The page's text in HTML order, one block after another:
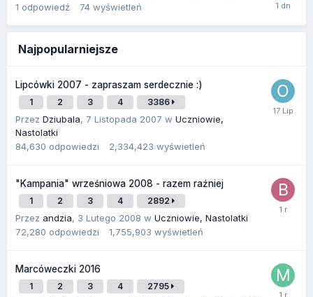
1 odpowiedź 74 wyświetleń
Najpopularniejsze
Lipcówki 2007 - zapraszam serdecznie :)
1 2 3 4 3386
Przez Dziubala, 7 Listopada 2007 w Uczniowie,
Nastolatki
84,630 odpowiedzi 2,334,423 wyświetleń
"Kampania" wrześniowa 2008 - razem raźniej
1 2 3 4 2892
Przez andzia, 3 Lutego 2008 w Uczniowie, Nastolatki
72,280 odpowiedzi 1,755,903 wyświetleń
Marcóweczki 2016
1 2 3 4 2795